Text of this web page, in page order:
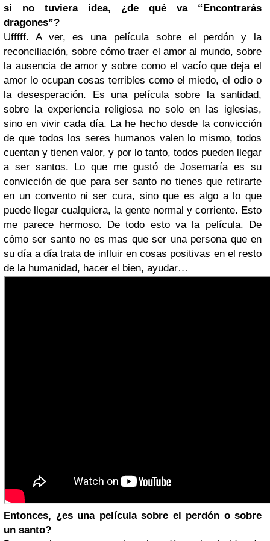
si no tuviera idea, ¿de qué va “Encontrarás
dragones”?
Ufffff. A ver, es una película sobre el perdón y la
reconciliación, sobre cómo traer el amor al mundo, sobre
la ausencia de amor y sobre como el vacío que deja el
amor lo ocupan cosas terribles como el miedo, el odio o
la desesperación. Es una película sobre la santidad,
sobre la experiencia religiosa no solo en las iglesias,
sino en vivir cada día. La he hecho desde la convicción
de que todos los seres humanos valen lo mismo, todos
cuentan y tienen valor, y por lo tanto, todos pueden llegar
a ser santos. Lo que me gustó de Josemaría es su
convicción de que para ser santo no tienes que retirarte
en un convento ni ser cura, sino que es algo a lo que
puede llegar cualquiera, la gente normal y corriente. Esto
me parece hermoso. De todo esto va la película. De
cómo ser santo no es mas que ser una persona que en
su día a día trata de influir en cosas positivas en el resto
de la humanidad, hacer el bien, ayudar…
Entonces, ¿es una película sobre el perdón o sobre
un santo?